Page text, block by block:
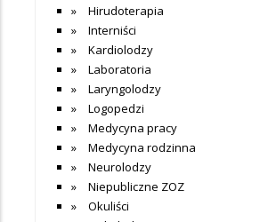
Hirudoterapia
Interniści
Kardiolodzy
Laboratoria
Laryngolodzy
Logopedzi
Medycyna pracy
Medycyna rodzinna
Neurolodzy
Niepubliczne ZOZ
Okuliści